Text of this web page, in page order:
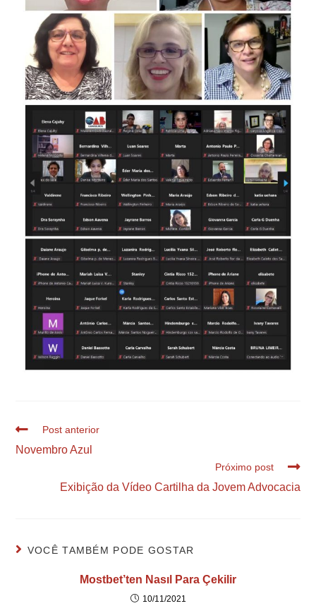
Post anterior
Novembro Azul
Próximo post
Exibição da Vídeo Cartilha da Jovem Advocacia
VOCÊ TAMBÉM PODE GOSTAR
Mostbet’ten Nasıl Para Çekilir
10/11/2021